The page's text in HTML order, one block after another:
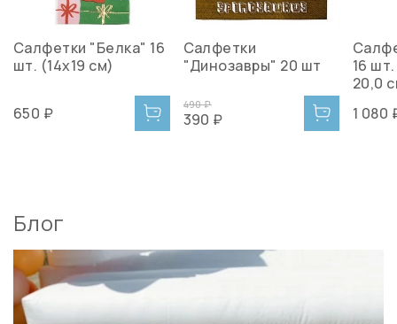
Салфетки "Белка" 16
шт. (14х19 см)
650 ₽
Салфетки
"Динозавры" 20 шт
490 ₽
390 ₽
16
20,0
1 080
Блог